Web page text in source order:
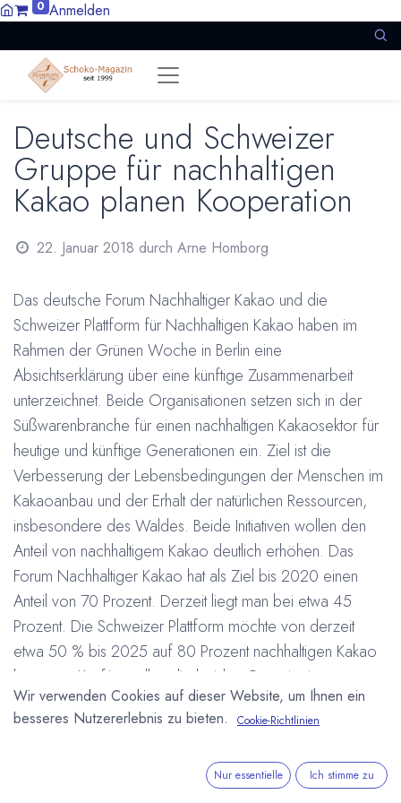
0 Anmelden
Deutsche und Schweizer
Gruppe für nachhaltigen
Kakao planen Kooperation
22. Januar 2018 durch Arne Homborg
Das deutsche Forum Nachhaltiger Kakao und die
Schweizer Plattform für Nachhaltigen Kakao haben im
Rahmen der Grünen Woche in Berlin eine
Absichtserklärung über eine künftige Zusammenarbeit
unterzeichnet. Beide Organisationen setzen sich in der
Süßwarenbranche für einen nachhaltigen Kakaosektor für
heutige und künftige Generationen ein. Ziel ist die
Verbesserung der Lebensbedingungen der Menschen im
Kakaoanbau und der Erhalt der natürlichen Ressourcen,
insbesondere des Waldes. Beide Initiativen wollen den
Anteil von nachhaltigem Kakao deutlich erhöhen. Das
Forum Nachhaltiger Kakao hat als Ziel bis 2020 einen
Anteil von 70 Prozent. Derzeit liegt man bei etwa 45
Prozent. Die Schweizer Plattform möchte von derzeit
etwa 50 % bis 2025 auf 80 Prozent nachhaltigen Kakao
kommen. Künftig wollen die beiden Organisationen enger
Zusammenarbeiten und sich vor allem bei internationalen
Aktivitäten gegenseitig unterstützen. Auch weitere
nachhaltigen Kakao sind gewünscht. Weitere
Wir verwenden Cookies auf dieser Website, um Ihnen ein
besseres Nutzererlebnis zu bieten.
Cookie-Richtlinien
Nur essentielle Ich stimme zu